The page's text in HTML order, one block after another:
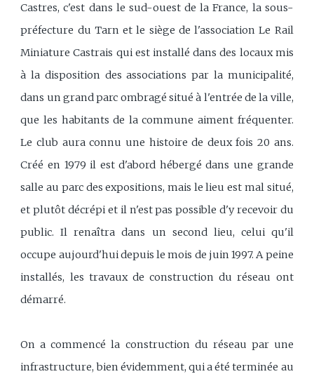
Castres, c'est dans le sud-ouest de la France, la sous-
préfecture du Tarn et le siège de l'association Le Rail
Miniature Castrais qui est installé dans des locaux mis
à la disposition des associations par la municipalité,
dans un grand parc ombragé situé à l'entrée de la ville,
que les habitants de la commune aiment fréquenter.
Le club aura connu une histoire de deux fois 20 ans.
Créé en 1979 il est d'abord hébergé dans une grande
salle au parc des expositions, mais le lieu est mal situé,
et plutôt décrépi et il n'est pas possible d'y recevoir du
public. Il renaîtra dans un second lieu, celui qu'il
occupe aujourd'hui depuis le mois de juin 1997. A peine
installés, les travaux de construction du réseau ont
démarré.
On a commencé la construction du réseau par une
infrastructure, bien évidemment, qui a été terminée au